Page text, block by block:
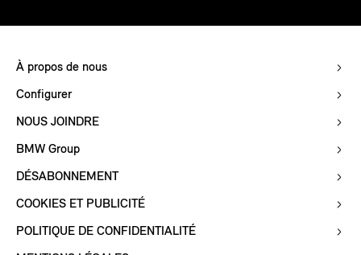
À propos de nous
Configurer
NOUS JOINDRE
BMW Group
DÉSABONNEMENT
COOKIES ET PUBLICITÉ
POLITIQUE DE CONFIDENTIALITÉ